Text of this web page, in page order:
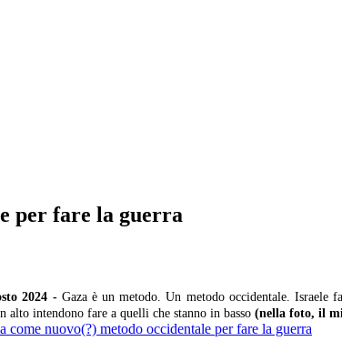
per fare la guerra
2024 - Gaza è un metodo. Un metodo occidentale. Israele
alto intendono fare a quelli che stanno in basso (nella foto, il
come nuovo(?) metodo occidentale per fare la guerra